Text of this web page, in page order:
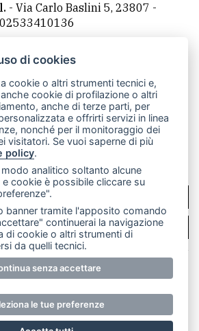
- Via Carlo Baslini 5, 23807 -
02533410136
LeccoOnline
RSS
policy
sui cookie
SCRIVICI
LA TUA PUBBLICITÀ
S.r.l. - Tutti i diritti riservati.
e pubblicazione anche
e immagini senza la
scritta dell'editore. RI Lecco
di cookies
cookie o altri strumenti tecnici e,
cookie di profilazione o altri
anche di terze parti, per
e offrirti servizi in linea
nonché per il monitoraggio dei
visitatori. Se vuoi saperne di più
policy.
modo analitico soltanto alcune
cookie è possibile cliccare su
banner tramite l'apposito comando
continuerai la navigazione
di cookie o altri strumenti di
da quelli tecnici.
senza accettare
le tue preferenze